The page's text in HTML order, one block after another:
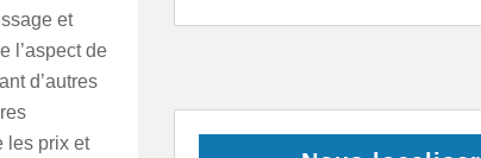
et
l’aspect de
d’autres
les prix et